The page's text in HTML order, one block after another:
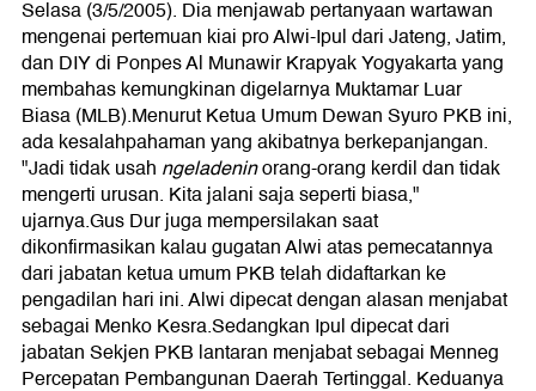
Selasa (3/5/2005). Dia menjawab pertanyaan wartawan
mengenai pertemuan kiai pro Alwi-Ipul dari Jateng, Jatim,
dan DIY di Ponpes Al Munawir Krapyak Yogyakarta yang
membahas kemungkinan digelarnya Muktamar Luar
Biasa (MLB).Menurut Ketua Umum Dewan Syuro PKB ini,
ada kesalahpahaman yang akibatnya berkepanjangan.
"Jadi tidak usah ngeladeninorang-orang kerdil dan tidak
mengerti urusan. Kita jalani saja seperti biasa,"
ujarnya.Gus Dur juga mempersilakan saat
dikonfirmasikan kalau gugatan Alwi atas pemecatannya
dari jabatan ketua umum PKB telah didaftarkan ke
pengadilan hari ini. Alwi dipecat dengan alasan menjabat
sebagai Menko Kesra.Sedangkan Ipul dipecat dari
jabatan Sekjen PKB lantaran menjabat sebagai Menneg
Percepatan Pembangunan Daerah Tertinggal. Keduanya